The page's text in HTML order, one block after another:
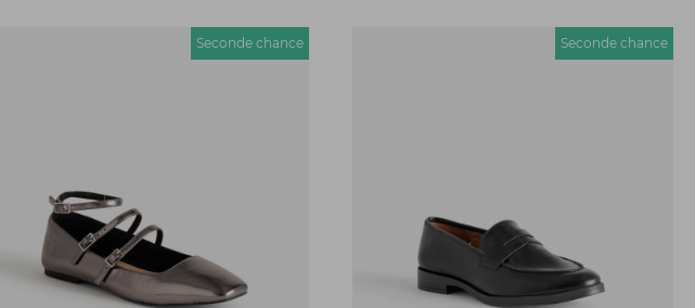
Seconde chance Seconde chance